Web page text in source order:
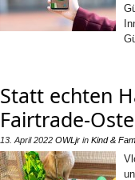
Statt echten
Fairtrade-
13. April 2022 OWLjr in Kind &